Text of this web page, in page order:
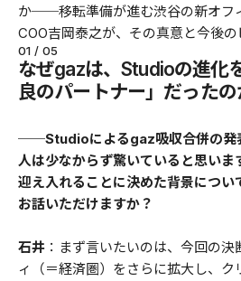
か──移転準備が進む渋谷の新オフ
COO吉岡泰之が、その真意と今後の
01 / 05
なぜgazは、Studioの進化
良のパートナー」だったの
──Studioによるgaz吸収合併の発
人は少なからず驚いていると思い
迎え入れることに決めた背景につい
お話いただけますか？
石井 ：まず言いたいのは、今回の
ィ（＝経済圏）をさらに拡大し、ク